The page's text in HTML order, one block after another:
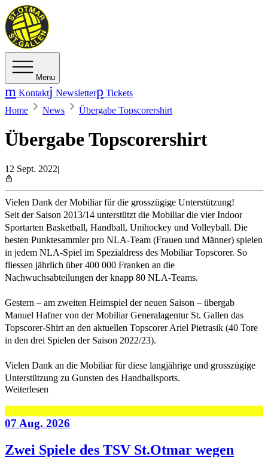
Menu
Kontakt Newsletter
Tickets
Home
News Übergabe Topscorershirt
Übergabe Topscorershirt
12 Sept. 2022|
Vielen Dank der Mobiliar für die grosszügige Unterstützung!
Seit der Saison 2013/14 unterstützt die Mobiliar die vier Indoor
Sportarten Basketball, Handball, Unihockey und Volleyball. Die
besten Punktesammler pro NLA-Team (Frauen und Männer) spielen
in jedem NLA-Spiel im Spezialdress des Mobiliar Topscorer. So
fliessen jährlich über 400 000 Franken an die
Nachwuchsabteilungen der knapp 80 NLA-Teams.
Gestern – am zweiten Heimspiel der neuen Saison – übergab
Manuel Hafner von der Mobiliar Generalagentur St. Gallen das
Topscorer-Shirt an den aktuellen Topscorer Ariel Pietrasik (40 Tore
in den drei Spielen der Saison 2022/23).
Vielen Dank an die Mobiliar für diese langjährige und grosszügige
Unterstützung zu Gunsten des Handballsports.
Weiterlesen
07 Aug. 2026
Zwei Spiele des TSV St.Otmar wegen